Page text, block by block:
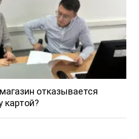
отказывается
картой?